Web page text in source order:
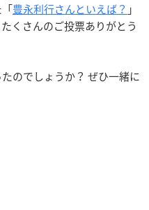
豊永利行さんといえば？ 」
くさんのご投票ありがとう
のでしょうか？ ぜひ一緒に